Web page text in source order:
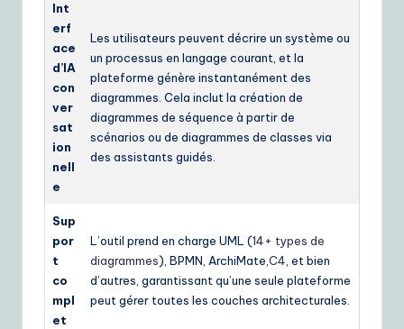
Int
erf
ace
d’IA
con
ver
sat
ion
nell
e
Les utilisateurs peuvent décrire un système ou
un processus en langage courant, et la
plateforme génère instantanément des
diagrammes. Cela inclut la création de
diagrammes de séquence à partir de
scénarios ou de diagrammes de classes via
des assistants guidés.
Sup
por
t
co
mpl
et
L’outil prend en charge UML (14+ types de
diagrammes), BPMN, ArchiMate,C4, et bien
d’autres, garantissant qu’une seule plateforme
peut gérer toutes les couches architecturales.